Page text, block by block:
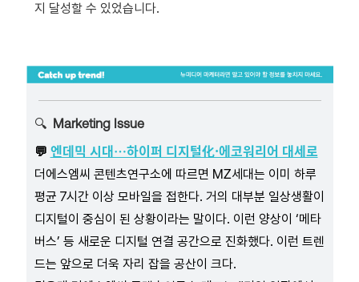
지 달성할 수 있었습니다.
🔍 Marketing Issue
💬 엔데믹 시대…하이퍼 디지털化·에코워리어 대세로
더에스엠씨 콘텐츠연구소에 따르면 MZ세대는 이미 하루
평균 7시간 이상 모바일을 접한다. 거의 대부분 일상생활이
디지털이 중심이 된 상황이라는 말이다. 이런 양상이 ‘메타
버스’ 등 새로운 디지털 연결 공간으로 진화했다. 이런 트렌
드는 앞으로 더욱 자리 잡을 공산이 크다.